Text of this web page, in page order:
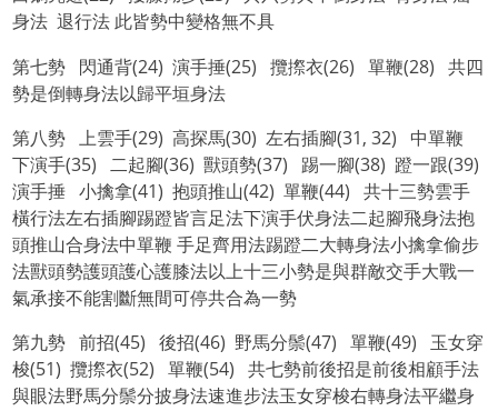
身法 退行法 此皆勢中變格無不具
第七勢 閃通背(24) 演手捶(25) 攬摖衣(26) 單鞭(28) 共四
勢是倒轉身法以歸平垣身法
第八勢 上雲手(29) 高探馬(30) 左右插腳(31, 32) 中單鞭
下演手(35) 二起腳(36) 獸頭勢(37) 踢一腳(38) 蹬一跟(39)
演手捶 小擒拿(41) 抱頭推山(42) 單鞭(44) 共十三勢雲手
橫行法左右插腳踢蹬皆言足法下演手伏身法二起腳飛身法抱
頭推山合身法中單鞭 手足齊用法踢蹬二大轉身法小擒拿偷步
法獸頭勢護頭護心護膝法以上十三小勢是與群敵交手大戰一
氣承接不能割斷無間可停共合為一勢
第九勢 前招(45) 後招(46) 野馬分鬃(47) 單鞭(49) 玉女穿
梭(51) 攬摖衣(52) 單鞭(54) 共七勢前後招是前後相顧手法
與眼法野馬分鬃分披身法速進步法玉女穿梭右轉身法平繼身